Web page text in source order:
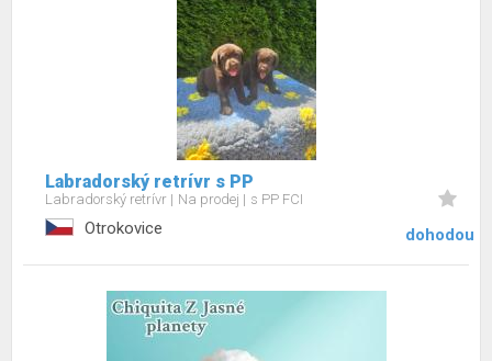
Labradorský retrívr s PP
Labradorský retrívr Na prodej s PP FCI
Otrokovice dohodou